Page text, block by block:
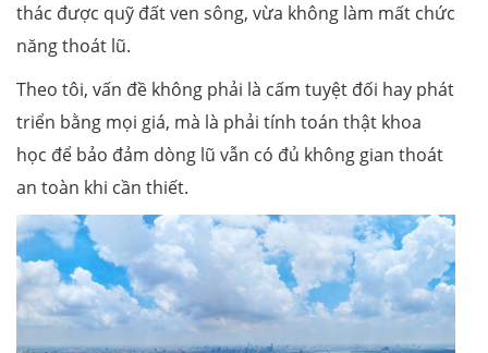
thác được quỹ đất ven sông, vừa không làm mất chức
năng thoát lũ.
Theo tôi, vấn đề không phải là cấm tuyệt đối hay phát
triển bằng mọi giá, mà là phải tính toán thật khoa
học để bảo đảm dòng lũ vẫn có đủ không gian thoát
an toàn khi cần thiết.